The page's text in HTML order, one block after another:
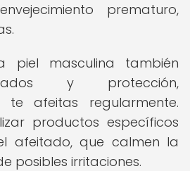
prematuro,
piel masculina también
y protección,
te afeitas regularmente.
productos específicos
afeitado, que calmen la
posibles irritaciones.